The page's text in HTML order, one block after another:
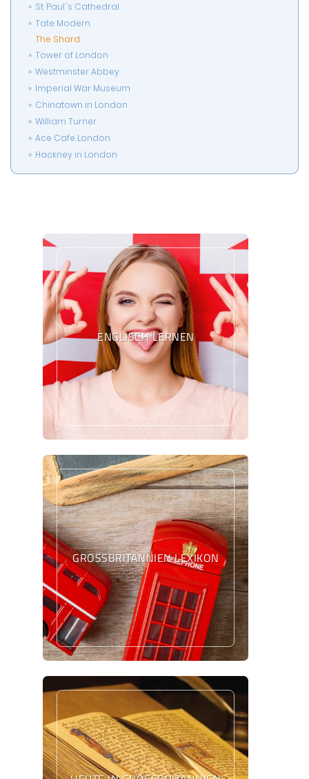
St. Paul`s Cathedral
Tate Modern
The Shard
Tower of London
Westminster Abbey
Imperial War Museum
Chinatown in London
William Turner
Ace Cafe London
Hackney in London
ENGLISCH LERNEN
GROSSBRITANNIEN LEXIKON